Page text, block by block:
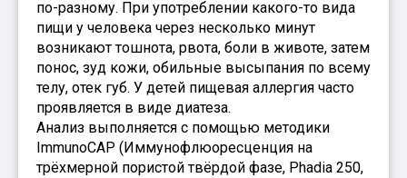
по-разному. При употреблении какого-то вида
пищи у человека через несколько минут
возникают тошнота, рвота, боли в животе, затем
понос, зуд кожи, обильные высыпания по всему
телу, отек губ. У детей пищевая аллергия часто
проявляется в виде диатеза.
Анализ выполняется с помощью методики
ImmunoCAP (Иммунофлюоресценция на
трёхмерной пористой твёрдой фазе, Phadia 250,